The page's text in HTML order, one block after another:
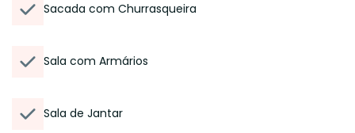
Sacada com Churrasqueira
Sala com Armários
Sala de Jantar